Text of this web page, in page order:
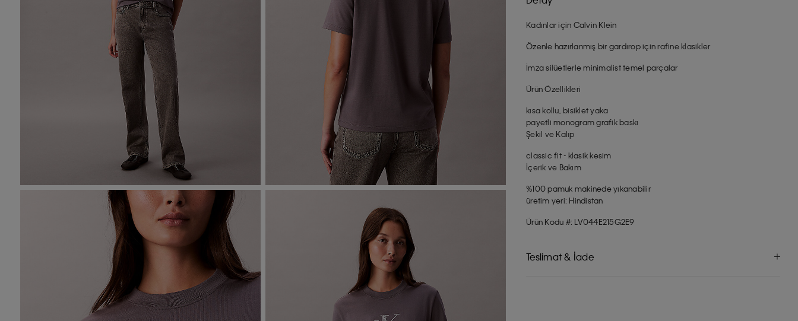
Kadınlar için Calvin Klein
Özenle hazırlanmış bir gardırop için rafine klasikler
İmza silüetlerle minimalist temel parçalar
Ürün Özellikleri
kısa kollu, bisiklet yaka
payetli monogram grafik baskı
Şekil ve Kalıp
classic fit - klasik kesim
İçerik ve Bakım
%100 pamuk makinede yıkanabilir
üretim yeri: Hindistan
Ürün Kodu #: LV044E215G2E9
Teslimat & İade